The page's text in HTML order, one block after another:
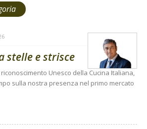
stelle e strisce
Unesco della Cucina Italiana,
sulla nostra presenza nel primo mercato